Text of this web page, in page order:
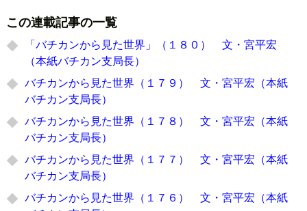
この連載記事の一覧
「バチカンから見た世界」（１８０） 文・宮平宏
（本紙バチカン支局長）
バチカンから見た世界（１７９） 文・宮平宏（本紙
バチカン支局長）
バチカンから見た世界（１７８） 文・宮平宏（本紙
バチカン支局長）
バチカンから見た世界（１７７） 文・宮平宏（本紙
バチカン支局長）
バチカンから見た世界（１７６） 文・宮平宏（本紙